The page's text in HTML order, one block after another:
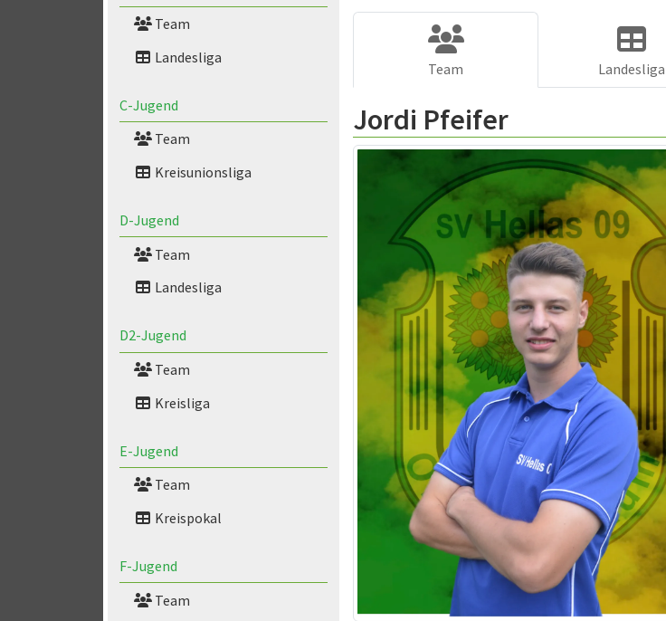
Team
Landesliga
C-Jugend
Team
Kreisunionsliga
D-Jugend
Team
Landesliga
D2-Jugend
Team
Kreisliga
E-Jugend
Team
Kreispokal
F-Jugend
Team
Team Landesliga
Jordi Pfeifer